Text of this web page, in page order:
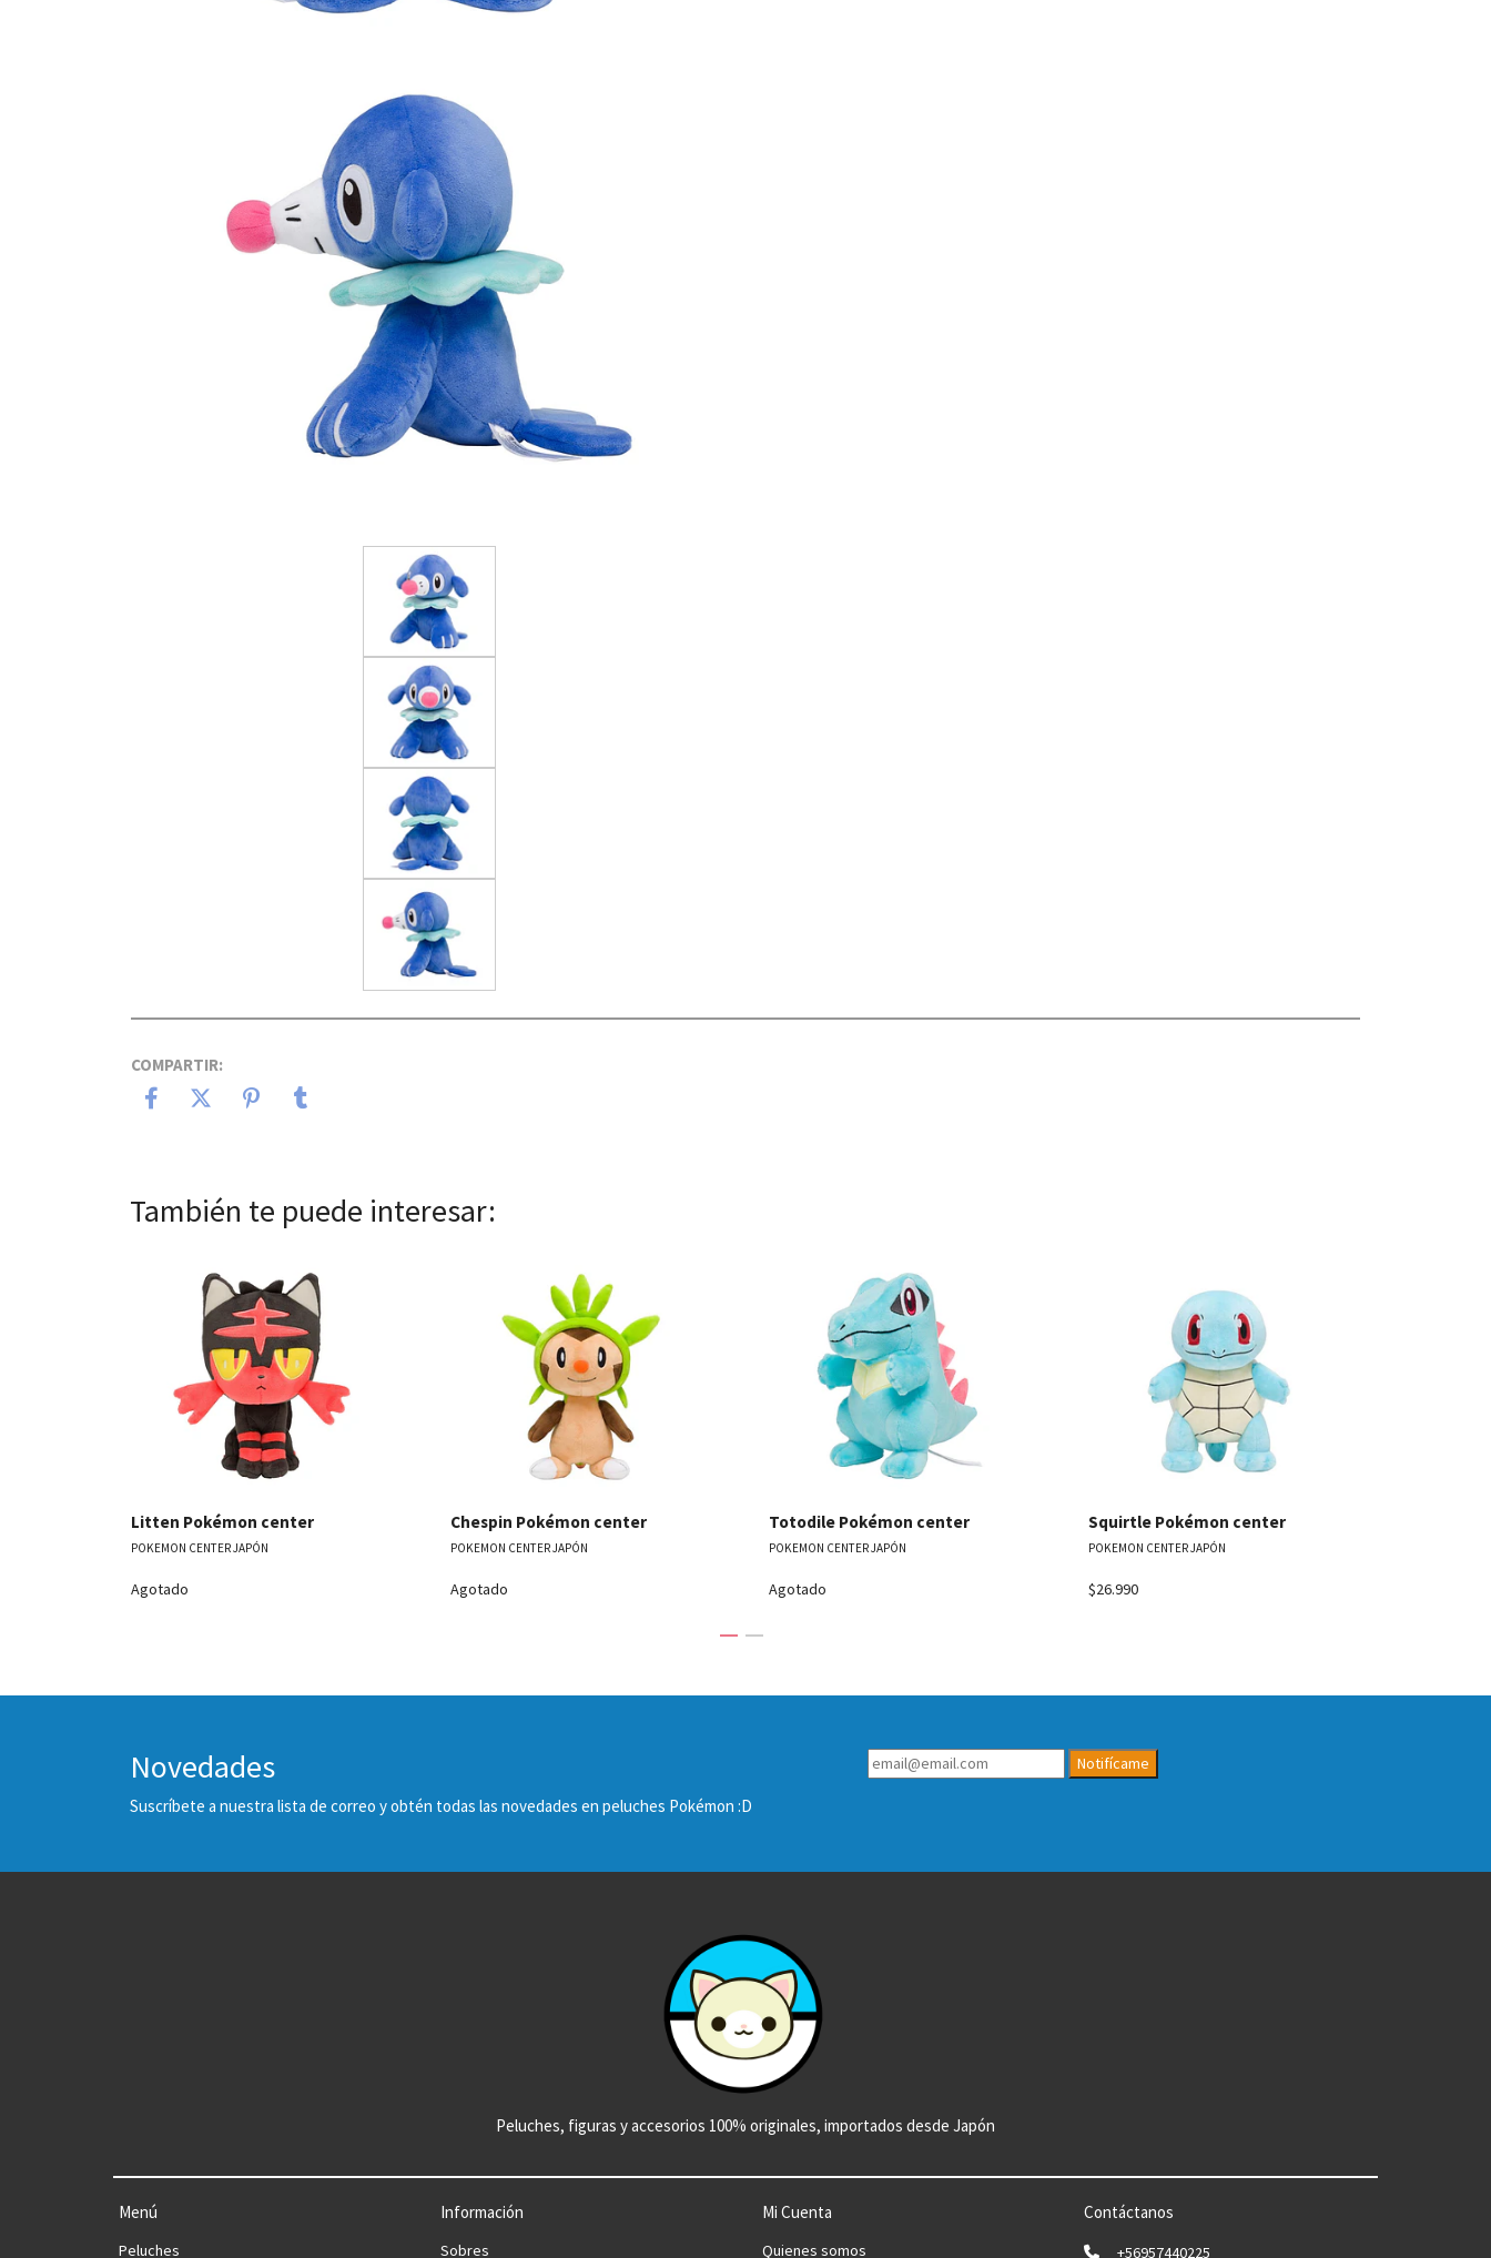
COMPARTIR:
También te puede interesar:
Ver detalles
Litten Pokémon center
POKEMON CENTER JAPÓN
Agotado
Chespin Pokémon center
POKEMON CENTER JAPÓN
Agotado
Ver detalles
Totodile Pokémon center
POKEMON CENTER JAPÓN
Agotado
Ver detalles
Squirtle Pokémon center
POKEMON CENTER JAPÓN
$26.990
Novedades
Suscríbete a nuestra lista de correo y obtén todas las novedades en peluches Pokémon :D
Notifícame
Peluches, figuras y accesorios 100% originales, importados desde Japón
Menú
Peluches
Información
Sobres
Mi Cuenta
Quienes somos
Contáctanos
+56957440225